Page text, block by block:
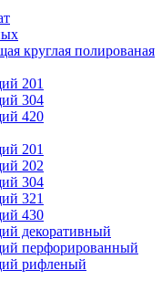
круглая полированая
201
304
420
201
202
304
321
430
декоративный
перфорированный
рифленый